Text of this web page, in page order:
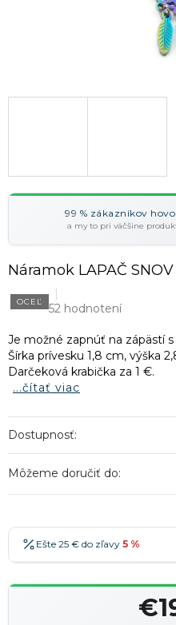
99 % zákazníkov
a my to pri väčšine
Náramok LAPAČ SNOV
OCEĽ 52 hodnotení
Je možné zapnúť na zápästí
Šírka prívesku 1,8 cm, výška
Darčeková krabička za 1 €.
...čítať viac
Dostupnosť:
Môžeme doručiť do:
Ešte 25 € do zľavy 5 %